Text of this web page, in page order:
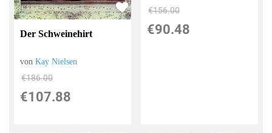
Der Schweinehirt
vonKay Nielsen
€186.00
€107.88
€156.00
€90.48